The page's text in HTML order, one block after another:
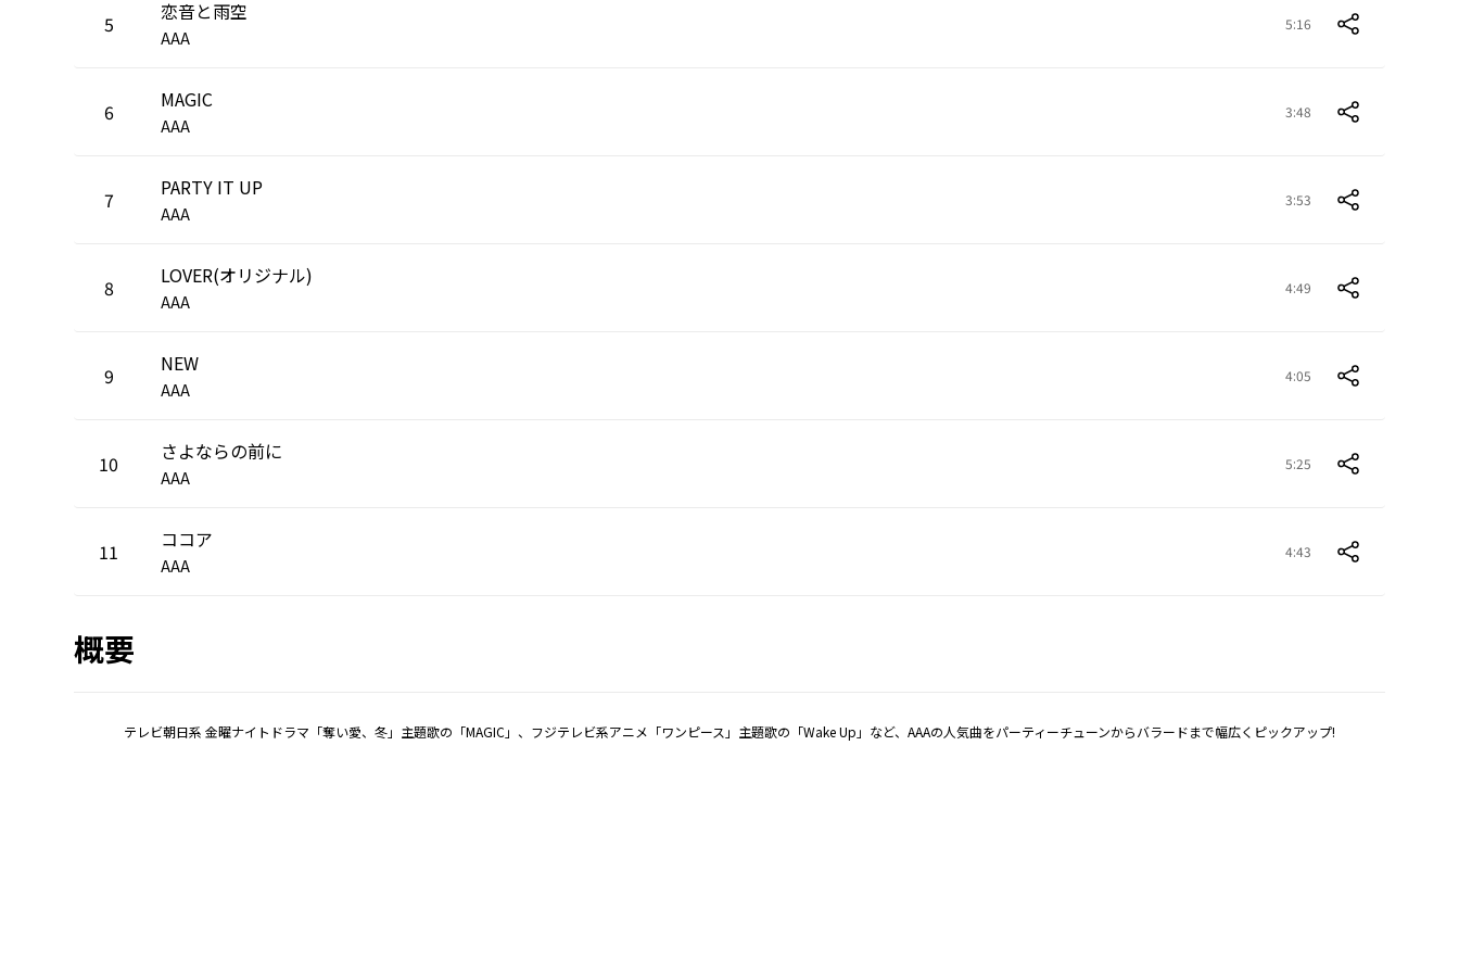
5 恋音と雨空
AAA
5:16
6 MAGIC
AAA
3:48
7 PARTY IT UP
AAA
3:53
8 LOVER(オリジナル)
AAA
4:49
9 NEW
AAA
4:05
10 さよならの前に
AAA
5:25
11 ココア
AAA
4:43
概要
テレビ朝日系 金曜ナイトドラマ「奪い愛、冬」主題歌の「MAGIC」、フジテレビ系アニメ「ワンピース」主題歌の「Wake Up」など、AAAの人気曲をパーティーチューンからバラードまで幅広くピックアップ!